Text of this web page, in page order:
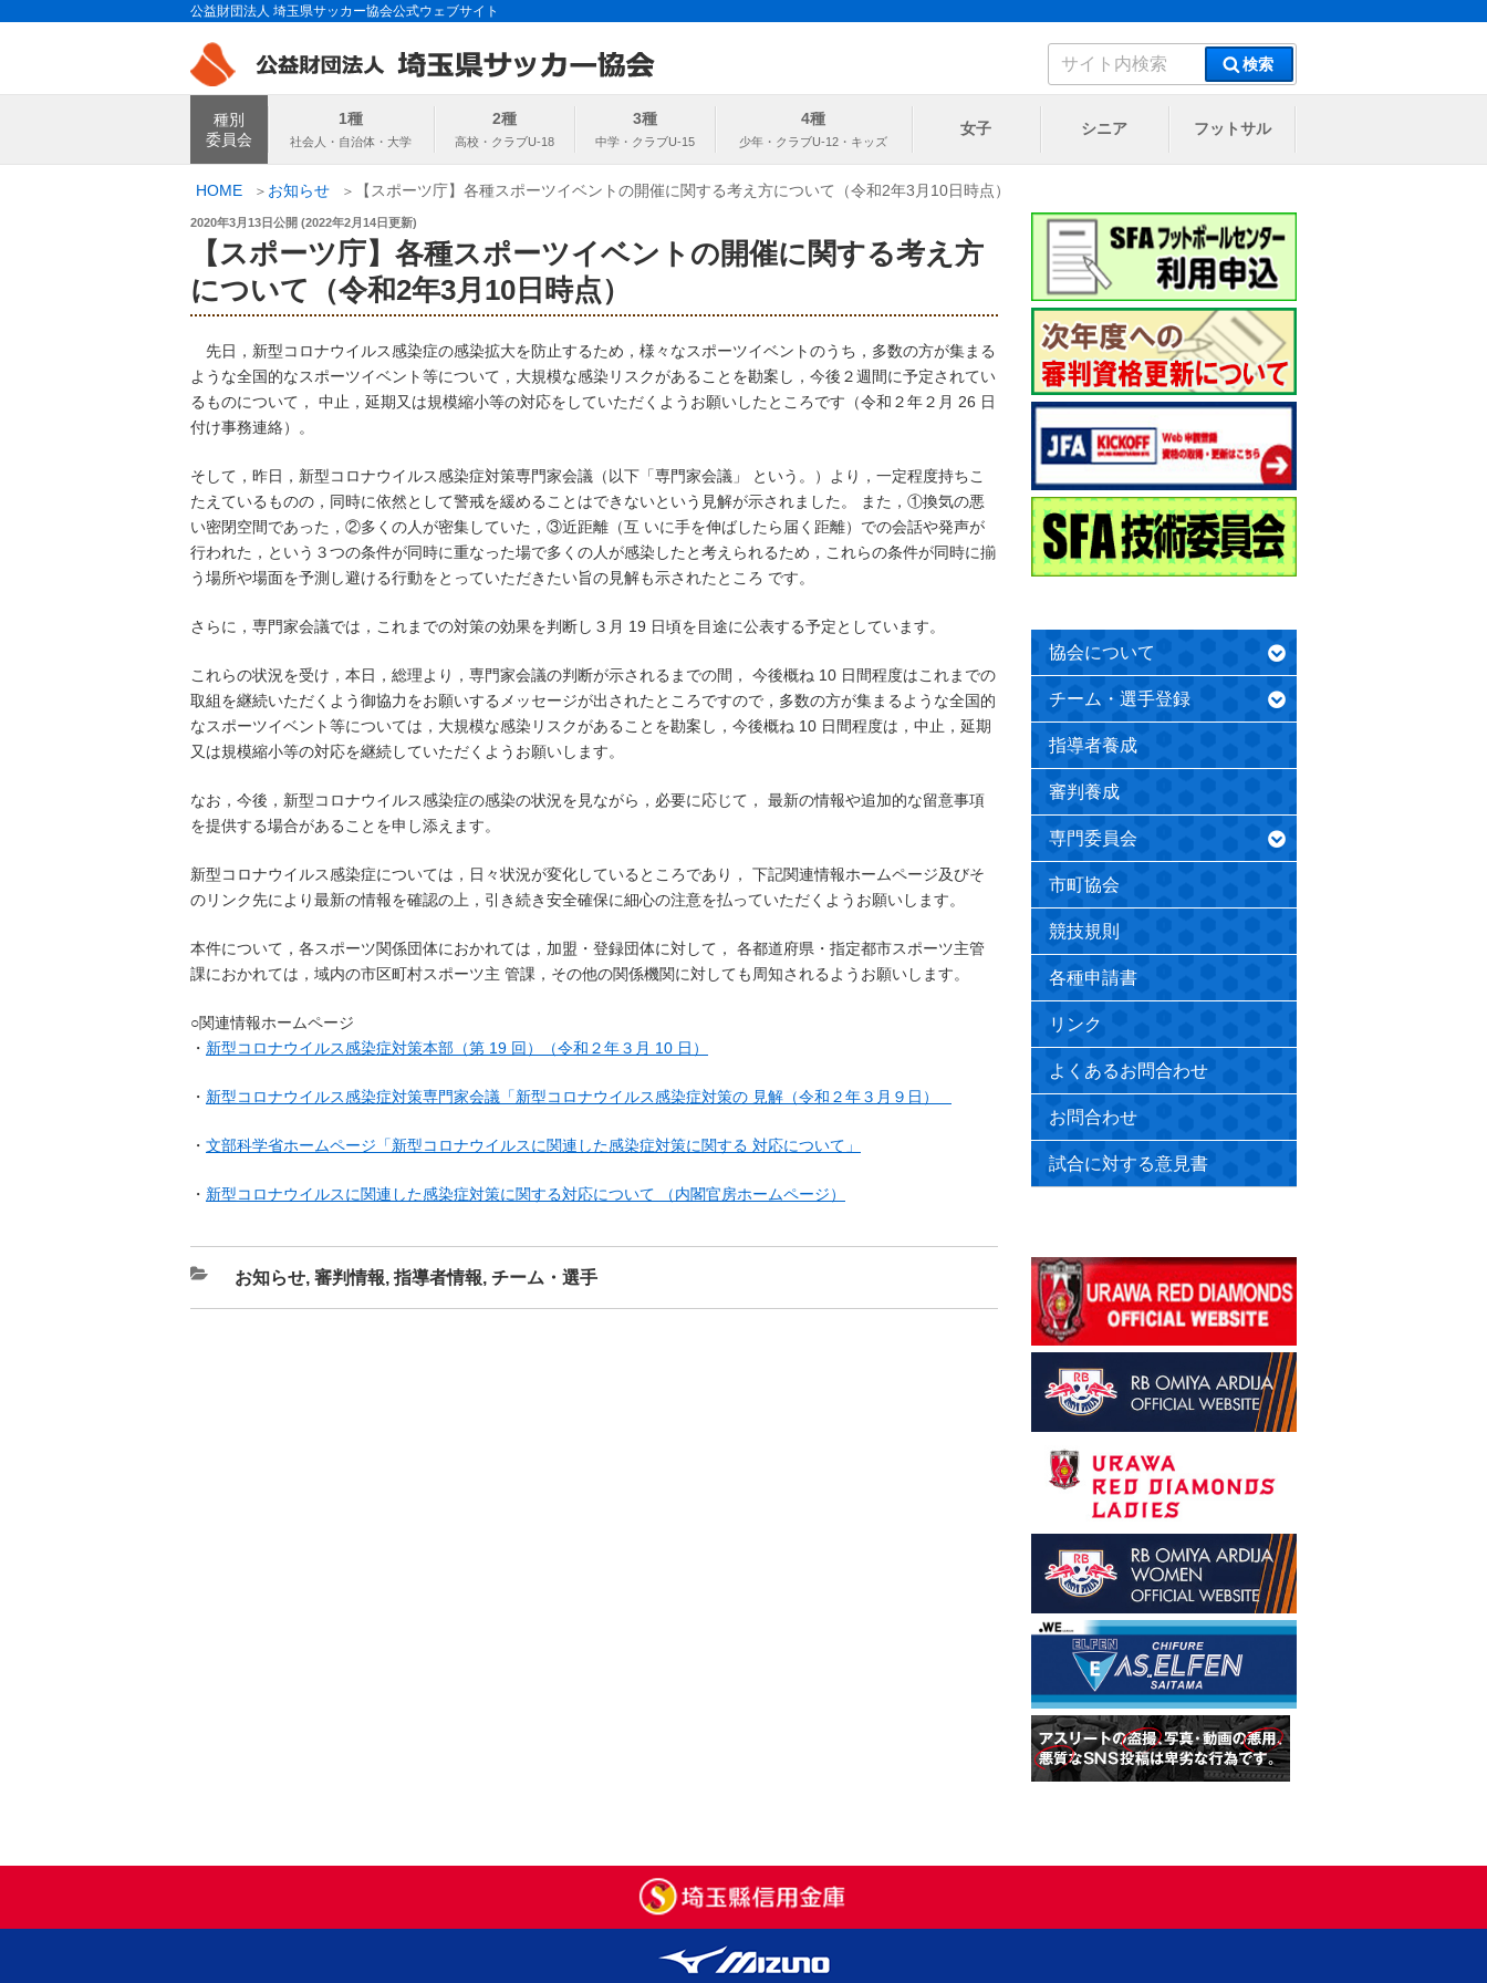
ス
公益財団法人 埼玉県サッカー協会公式ウェブサイト
索:
検索
埼玉県サッカー協会
種別
委員会
1種 2種 3種 4種
女子 シニア フットサル
HOME お知らせ 【スポーツ庁】各種スポーツイベントの開催に関する考え方について（令和2年3月10日時点）
投
2020年3月13日公開 (2022年2月14日更新)
【スポーツ庁】各種スポーツイベントの開催に関する考え方
について（令和2年3月10日時点）
先日，新型コロナウイルス感染症の感染拡大を防止するため，様々なスポーツイベントのうち，多数の方が集まる
ような全国的なスポーツイベント等について，大規模な感染リスクがあることを勘案し，今後２週間に予定されてい
るものについて， 中止，延期又は規模縮小等の対応をしていただくようお願いしたところです（令和２年２月 26 日
付け事務連絡）。
そして，昨日，新型コロナウイルス感染症対策専門家会議（以下「専門家会議」 という。）より，一定程度持ちこ
たえているものの，同時に依然として警戒を緩めることはできないという見解が示されました。 また，①換気の悪
い密閉空間であった，②多くの人が密集していた，③近距離（互 いに手を伸ばしたら届く距離）での会話や発声が
行われた，という３つの条件が同時に重なった場で多くの人が感染したと考えられるため，これらの条件が同時に揃
う場所や場面を予測し避ける行動をとっていただきたい旨の見解も示されたところ です。
さらに，専門家会議では，これまでの対策の効果を判断し３月 19 日頃を目途に公表する予定としています。
これらの状況を受け，本日，総理より，専門家会議の判断が示されるまでの間， 今後概ね 10 日間程度はこれまでの
取組を継続いただくよう御協力をお願いするメッセージが出されたところですので，多数の方が集まるような全国的
なスポーツイベント等については，大規模な感染リスクがあることを勘案し，今後概ね 10 日間程度は，中止，延期
又は規模縮小等の対応を継続していただくようお願いします。
なお，今後，新型コロナウイルス感染症の感染の状況を見ながら，必要に応じて， 最新の情報や追加的な留意事項
を提供する場合があることを申し添えます。
新型コロナウイルス感染症については，日々状況が変化しているところであり， 下記関連情報ホームページ及びそ
のリンク先により最新の情報を確認の上，引き続き安全確保に細心の注意を払っていただくようお願いします。
本件について，各スポーツ関係団体におかれては，加盟・登録団体に対して， 各都道府県・指定都市スポーツ主管
課におかれては，域内の市区町村スポーツ主 管課，その他の関係機関に対しても周知されるようお願いします。
○関連情報ホームページ
・ 新型コロナウイルス感染症対策本部（第 19 回）（令和２年３月 10 日）
・ 新型コロナウイルス感染症対策専門家会議「新型コロナウイルス感染症対策の 見解（令和２年３月９日）
・ 文部科学省ホームページ「新型コロナウイルスに関連した感染症対策に関する 対応について」
・ 新型コロナウイルスに関連した感染症対策に関する対応について （内閣官房ホームページ）
カ
テ
お知らせ, 審判情報, 指導者情報, チーム・選手
協会について
チーム・選手登録
指導者養成
審判養成
専門委員会
市町協会
競技規則
各種申請書
リンク
よくあるお問合わせ
お問合わせ
試合に対する意見書